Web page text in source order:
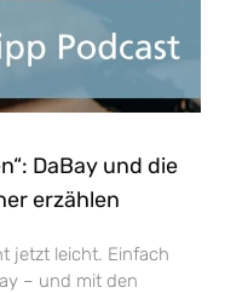
DaBay und die
erzählen
jetzt leicht. Einfach
– und mit den